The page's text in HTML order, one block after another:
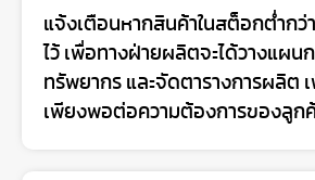
แจ้งเตือนหากสินค้าในสต็อกต่ำก
ไว้ เพื่อทางฝ่ายผลิตจะได้วางแผน
ทรัพยากร และจัดตารางการผลิต
เพียงพอต่อความต้องการของลูก